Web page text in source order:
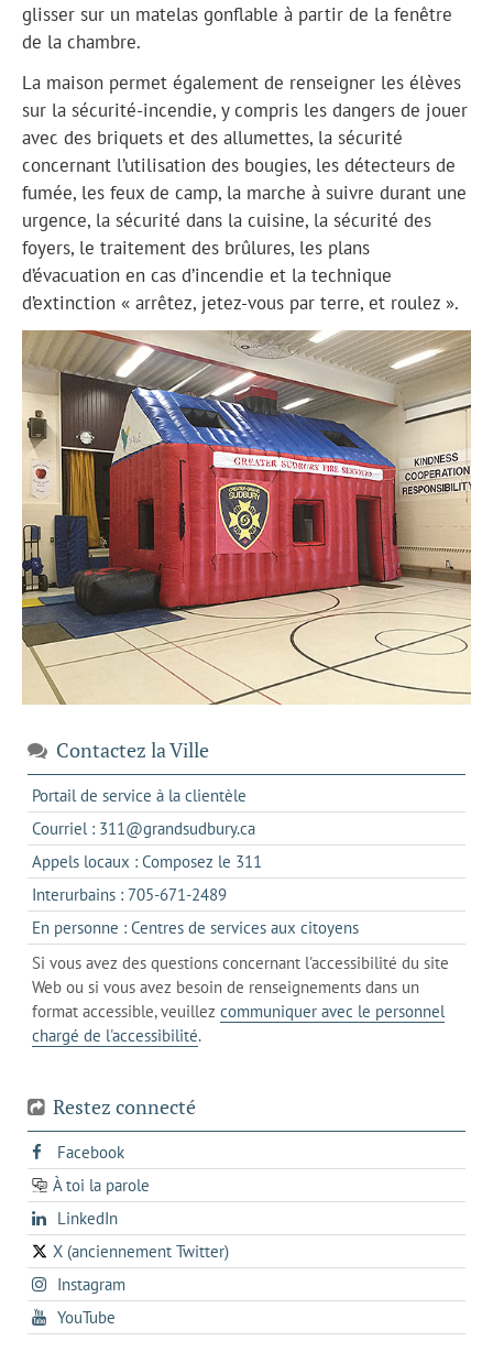
glisser sur un matelas gonflable à partir de la fenêtre
de la chambre.
La maison permet également de renseigner les élèves
sur la sécurité-incendie, y compris les dangers de jouer
avec des briquets et des allumettes, la sécurité
concernant l’utilisation des bougies, les détecteurs de
fumée, les feux de camp, la marche à suivre durant une
urgence, la sécurité dans la cuisine, la sécurité des
foyers, le traitement des brûlures, les plans
d’évacuation en cas d’incendie et la technique
d’extinction « arrêtez, jetez-vous par terre, et roulez ».
Contactez la Ville
Portail de service à la clientèle
dans
un
nouvel
Courriel : 311@grandsudbury.cas'ouvre
dans
votre
de
messagerie
Appels locaux : Composez le 311
dans
un
client
de
votre
téléphone
Interurbains : 705-671-2489s'ouvre
dans
un
client
de
votre
En personne : Centres de services aux citoyenss'ouvre
dans
l'onglet
actuel
Si vous avez des questions concernant l'accessibilité du site
Web ou si vous avez besoin de renseignements dans un
format accessible, veuillez communiquer avec le personnel
chargé de l'accessibilité.
Restez connecté
Facebooks'ouvre
dans
un
onglet
À toi la parole
opens
in
a
new
tab
LinkedInopens
in
a
new
X (anciennement Twitter)
s'ouvre
dans
un
nouvel
Instagrams'ouvre
dans
un
YouTube
dans